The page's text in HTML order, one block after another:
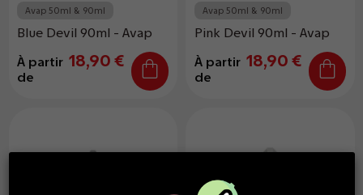
Avap 50ml & 90ml
Blue Devil 90ml - Avap
À partir
de
18,90 €
Avap 50ml & 90ml
Pink Devil 90ml - Avap
À partir
de
18,90 €